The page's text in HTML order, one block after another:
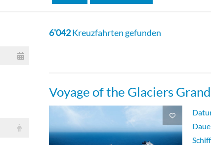
6'042Kreuzfahrten gefunden
Voyage of the Glaciers
Schiff